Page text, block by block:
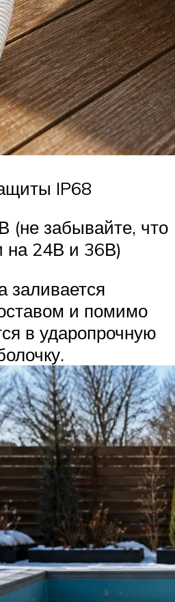
IP68
(не забывайте, что
на 24В и 36В)
заливается
и помимо
в ударопрочную